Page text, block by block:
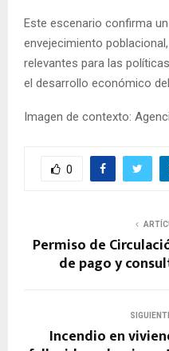
Este escenario confirma
envejecimiento
relevantes para las
el desarrollo económico
Imagen de contexto:
0
Permiso de
de pago y
Incendio en